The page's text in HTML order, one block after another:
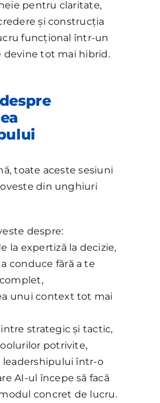
pentru claritate,
și construcția
funcțional într-un
devine tot mai hibrid.
toate aceste sesiuni
din unghiuri
despre:
la expertiză la decizie,
conduce fără a te
unui context tot mai
strategic și tactic,
potrivite,
leadershipului într-o
AI-ul începe să facă
concret de lucru.